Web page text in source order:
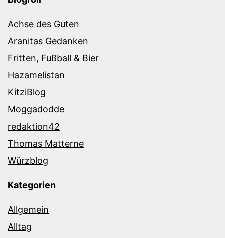
Achse des Guten
Aranitas Gedanken
Fritten, Fußball & Bier
Hazamelistan
KitziBlog
Moggadodde
redaktion42
Thomas Matterne
Würzblog
Kategorien
Allgemein
Alltag